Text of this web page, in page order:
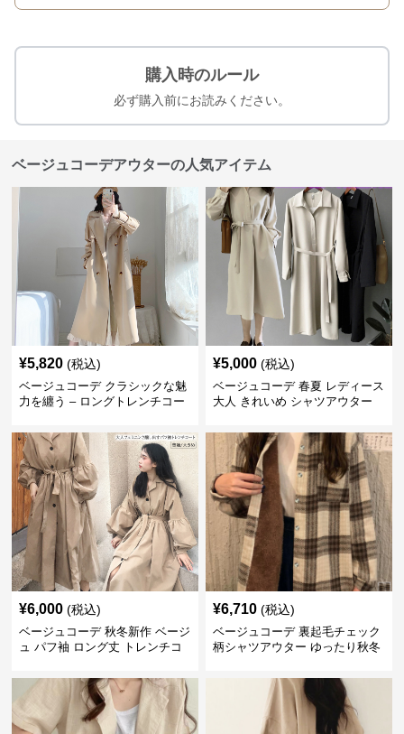
購入時のルール
必ず購入前にお読みください。
ベージュコーデアウターの人気アイテム
¥5,820 (税込)
ベージュコーデ クラシックな魅
力を纏う – ロングトレンチコー
¥5,000 (税込)
ベージュコーデ 春夏 レディース
大人 きれいめ シャツアウター
¥6,000 (税込)
ベージュコーデ 秋冬新作 ベージ
ュ パフ袖 ロング丈 トレンチコ
¥6,710 (税込)
ベージュコーデ 裏起毛チェック
柄シャツアウター ゆったり秋冬